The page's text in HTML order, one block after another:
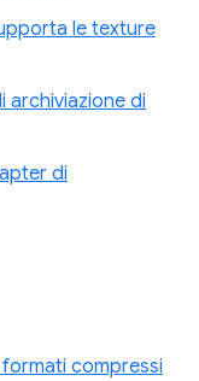
le texture
archiviazione di
di
compressi